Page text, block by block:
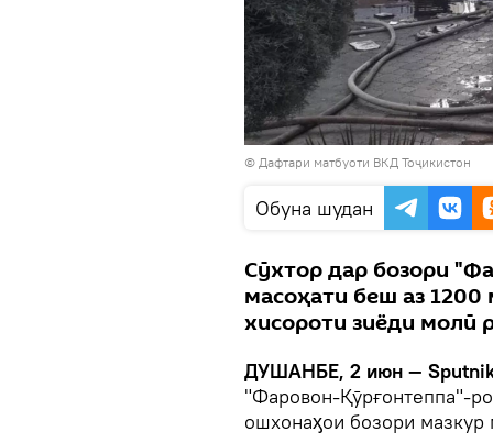
© Дафтари матбуоти ВКД Тоҷикистон
Обуна шудан
Сӯхтор дар бозори
масоҳати беш аз
хисороти зиёди молӣ
ДУШАНБЕ, 2 июн —
"Фаровон-Қӯрғонтеппа"-
ошхонаӽои бозори мазкур